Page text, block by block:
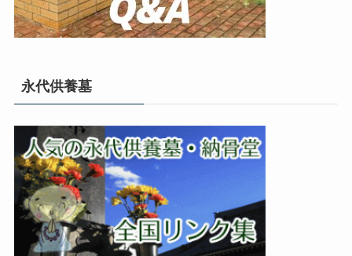
永代供養墓